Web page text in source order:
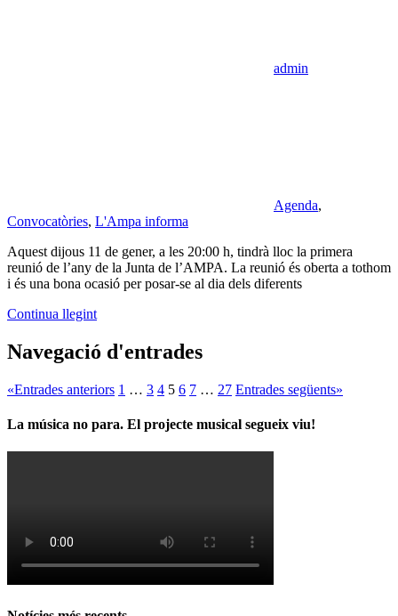
admin
Agenda,
Convocatòries, L'Ampa informa
Aquest dijous 11 de gener, a les 20:00 h, tindrà lloc la primera
reunió de l’any de la Junta de l’AMPA. La reunió és oberta a tothom
i és una bona ocasió per posar-se al dia dels diferents
Continua llegint
Navegació d'entrades
«Entrades anteriors 1 … 3 4 5 6 7 … 27 Entrades següents»
La música no para. El projecte musical segueix viu!